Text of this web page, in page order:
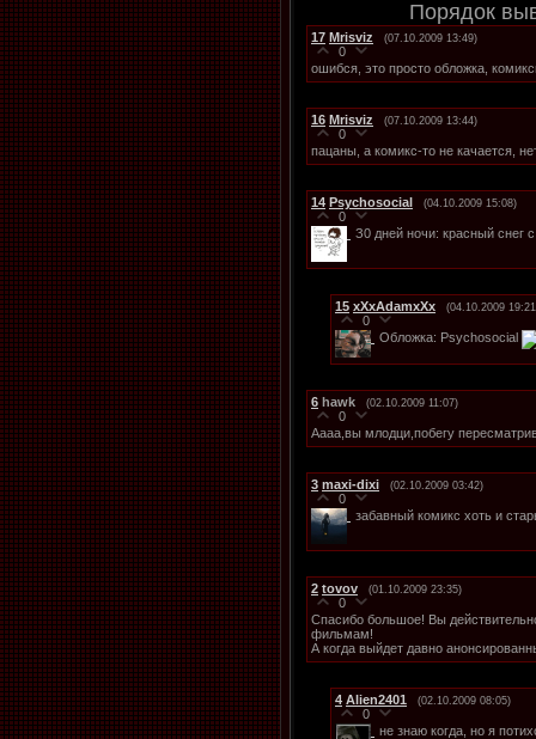
Порядок
17 Mrisviz (07.10.2009 13:49)
0
ошибся, это просто обложка,
16 Mrisviz (07.10.2009 13:44)
0
пацаны, а комикс-то не качается,
14 Psychosocial (04.10.2009 15:08)
0
З0 дней ночи: красный снег
15 xXxAdamxXx (04.10.2009
0
Обложка: Psychosocial
6 hawk (02.10.2009 11:07)
0
Аааа,вы млодци,побегу
3 maxi-dixi (02.10.2009 03:42)
0
забавный комикс хоть и
2 tovov (01.10.2009 23:35)
0
Спасибо большое! Вы
фильмам!
А когда выйдет давно
4 Alien2401 (02.10.2009 08:05)
0
не знаю когда, но я